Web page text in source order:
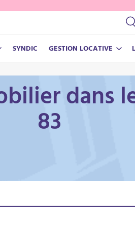
TEST
prix de vente
SYNDIC GESTION LOCATIVE
dans
83